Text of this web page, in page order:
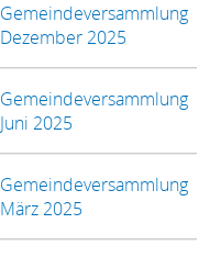
Gemeindeversammlung
Dezember 2025
Gemeindeversammlung
Juni 2025
Gemeindeversammlung
März 2025